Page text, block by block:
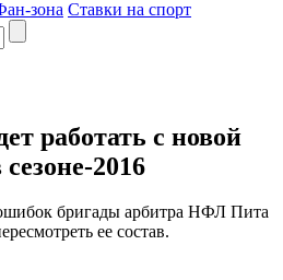
зона Ставки на спорт
работать с новой
2016
бригады арбитра НФЛ Пита
ее состав.